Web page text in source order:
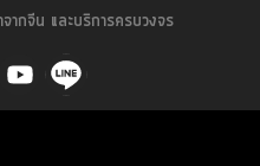
ากจีน และบริการครบวงจร